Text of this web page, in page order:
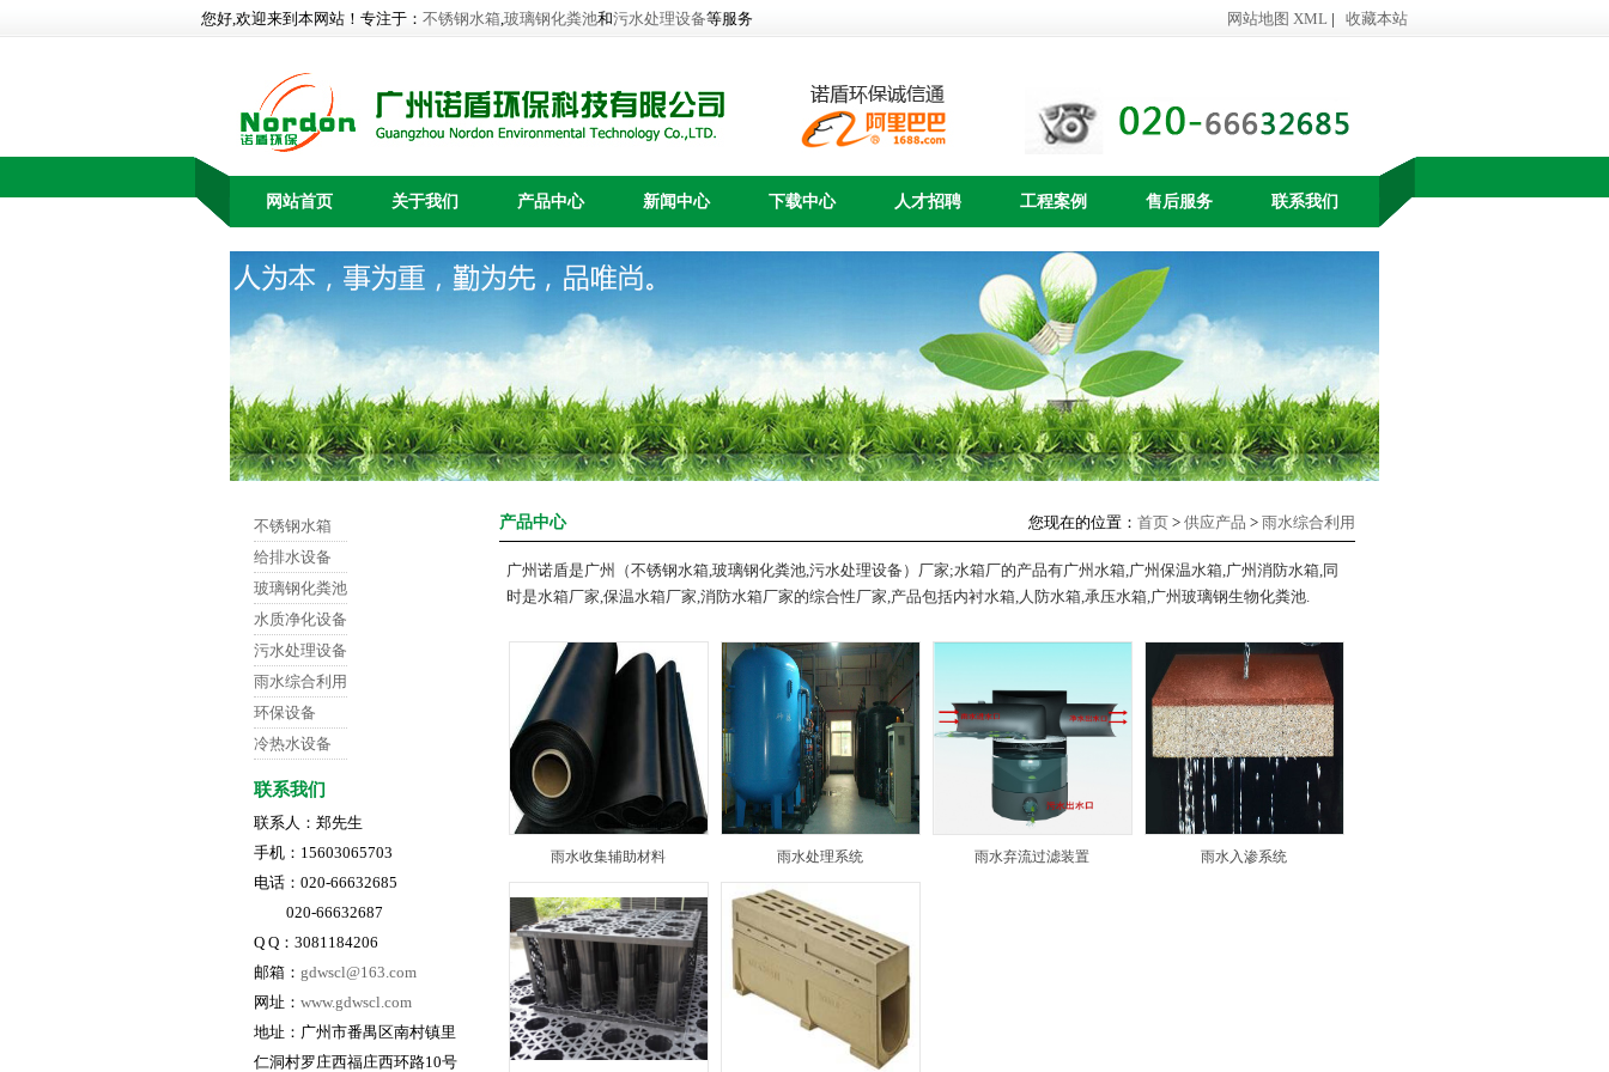
网站地图 XML | 收藏本站
您好,欢迎来到本网站！专注于： 不锈钢水箱,玻璃钢化粪池和污水处理设备等服务
网站首页 关于我们 产品中心 新闻中心 下载中心 人才招聘 工程案例 售后服务 联系我们
不锈钢水箱
给排水设备
玻璃钢化粪池
水质净化设备
污水处理设备
雨水综合利用
环保设备
冷热水设备
联系我们
联系人：郑先生
手机：15603065703
电话：020-66632685
020-66632687
Q Q：3081184206
邮箱： gdwscl@163.com
网址： www.gdwscl.com
地址：广州市番禺区南村镇里
仁洞村罗庄西福庄西环路10号
您现在的位置： 首页 > 供应产品 > 雨水综合利用
产品中心
广州诺盾是广州（不锈钢水箱,玻璃钢化粪池,污水处理设备）厂家;水箱厂的产品有广州水箱,广州保温水箱,广州消防水箱,同
时是水箱厂家,保温水箱厂家,消防水箱厂家的综合性厂家,产品包括内衬水箱,人防水箱,承压水箱,广州玻璃钢生物化粪池.
雨水收集辅助材料 雨水处理系统 雨水弃流过滤装置 雨水入渗系统